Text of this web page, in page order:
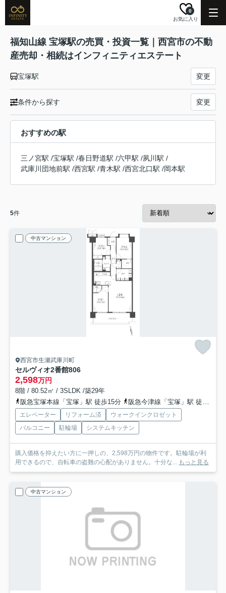
お気に入り
0
福知山線 宝塚駅の売買・投資一覧｜西宮市の不動
産売却・相続はインフィニティエステート
宝塚駅 変更
条件から探す 変更
おすすめの駅
三ノ宮駅 /宝塚駅 /春日野道駅 /六甲駅 /夙川駅 /
武庫川団地前駅 /西宮駅 /青木駅 /西宮北口駅 /岡本駅
5件
中古マンション
西宮市生瀬武庫川町
セルヴィオ2番館806
2,598万円
8階 / 80.52㎡ / 3SLDK /築29年
阪急宝塚本線「宝塚」駅 徒歩15分
阪急今津線「宝塚」駅 徒歩15分
エレベーター リフォーム済
ウォークインクロゼット
バルコニー
駐輪場 システムキッチン
購入価格を抑えたい方に一押しの、2,598万円の物件です。駐輪場が利
用できるので、自転車の盗難の心配がありません。十分な... もっと見る
中古マンション